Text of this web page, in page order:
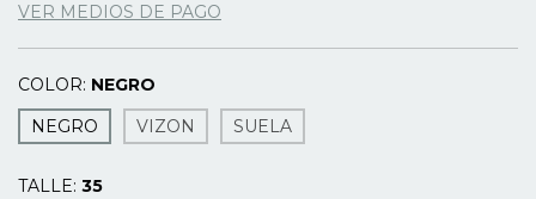
VER MEDIOS DE PAGO
COLOR: NEGRO
NEGRO
VIZON SUELA
TALLE: 35